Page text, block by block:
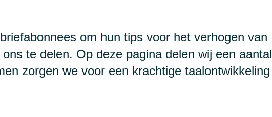
om hun tips voor het verhogen van
te delen. Op deze pagina delen wij een aantal
zorgen we voor een krachtige taalontwikkeling